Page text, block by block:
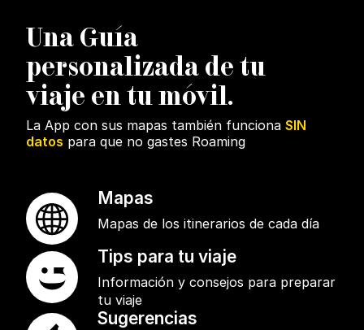
Una Guía
personalizada de tu
viaje en tu móvil.
La App con sus mapas también funciona SIN
datos para que no gastes Roaming
Mapas
Mapas de los itinerarios de cada día
Tips para tu viaje
Información y consejos para preparar
tu viaje
Sugerencias